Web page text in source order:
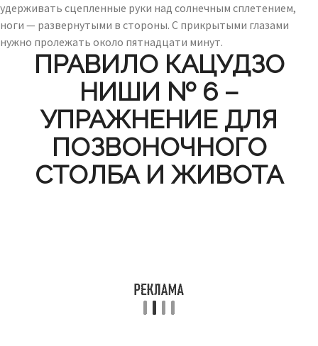
удерживать сцепленные руки над солнечным сплетением,
ноги — развернутыми в стороны. С прикрытыми глазами
нужно пролежать около пятнадцати минут.
ПРАВИЛО КАЦУДЗО
НИШИ № 6 –
УПРАЖНЕНИЕ ДЛЯ
ПОЗВОНОЧНОГО
СТОЛБА И ЖИВОТА